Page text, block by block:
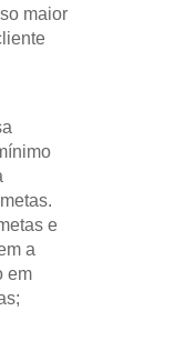
maior
e
a
em